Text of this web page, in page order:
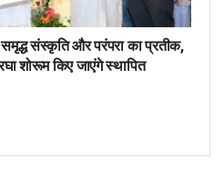
संस्कृति और परंपरा का प्रतीक,
शोरूम किए जाएंगे स्थापित